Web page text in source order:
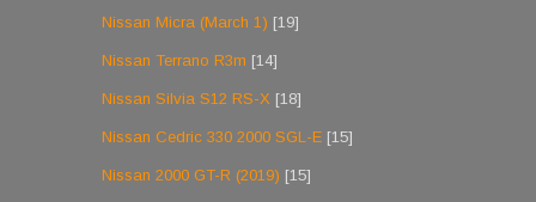
Nissan Micra (March 1) [19]
Nissan Terrano R3m [14]
Nissan Silvia S12 RS-X [18]
Nissan Cedric 330 2000 SGL-E [15]
Nissan 2000 GT-R (2019) [15]